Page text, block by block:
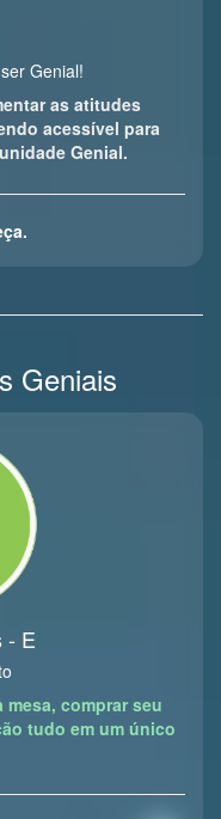
Genial!
as atitudes
acessível para
Genial.
Geniais
- E
comprar seu
tudo em um único